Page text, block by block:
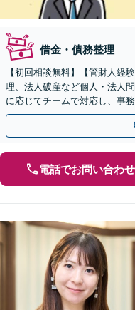
借金・債務整理
【初回相談無料】【管財人経
理、法人破産など個人・法人
に応じてチームで対応し、事
解決を目指します【法テラス
電話でお問い合わせ